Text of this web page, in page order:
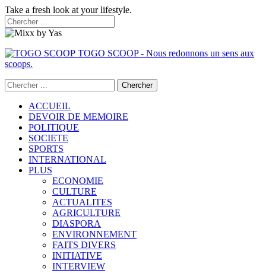
Take a fresh look at your lifestyle.
TOGO SCOOP - Nous redonnons un sens aux
scoops.
ACCUEIL
DEVOIR DE MEMOIRE
POLITIQUE
SOCIETE
SPORTS
INTERNATIONAL
PLUS
ECONOMIE
CULTURE
ACTUALITES
AGRICULTURE
DIASPORA
ENVIRONNEMENT
FAITS DIVERS
INITIATIVE
INTERVIEW